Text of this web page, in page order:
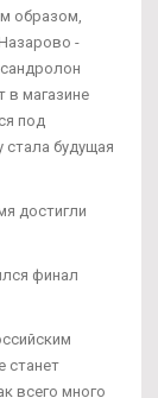
образом,
-
в магазине
под
будущая
достигли
финал
станет
всего много